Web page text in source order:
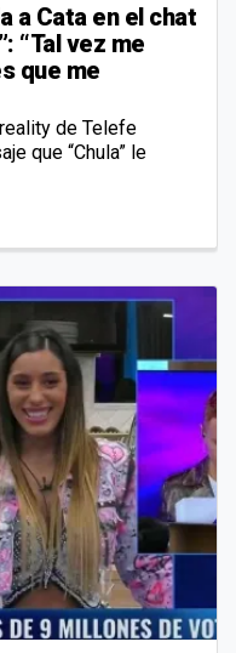
a Cata en el chat
“Tal vez me
que me
de Telefe
que “Chula” le